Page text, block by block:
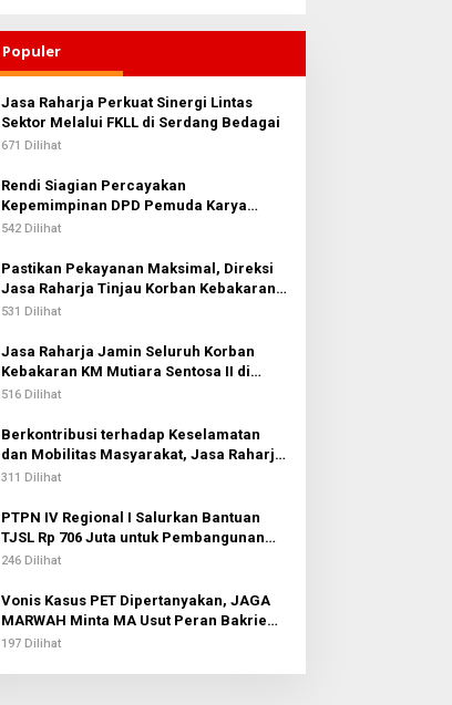
Populer
Jasa Raharja Perkuat Sinergi Lintas
Sektor Melalui FKLL di Serdang Bedagai
671 Dilihat
Rendi Siagian Percayakan
Kepemimpinan DPD Pemuda Karya
Nasional Kota Medan kepada Josef
542 Dilihat
Pastikan Pekayanan Maksimal, Direksi
Jasa Raharja Tinjau Korban Kebakaran
KM Mutiara Sentosa II
531 Dilihat
Jasa Raharja Jamin Seluruh Korban
Kebakaran KM Mutiara Sentosa II di
Perairan Sumenep
516 Dilihat
Berkontribusi terhadap Keselamatan
dan Mobilitas Masyarakat, Jasa Raharja
Raih Penghargaan di Ajang Transportasi
311 Dilihat
PTPN IV Regional I Salurkan Bantuan
TJSL Rp 706 Juta untuk Pembangunan
Sosial Berkelanjutan
246 Dilihat
Vonis Kasus PET Dipertanyakan, JAGA
MARWAH Minta MA Usut Peran Bakrie
Group
197 Dilihat